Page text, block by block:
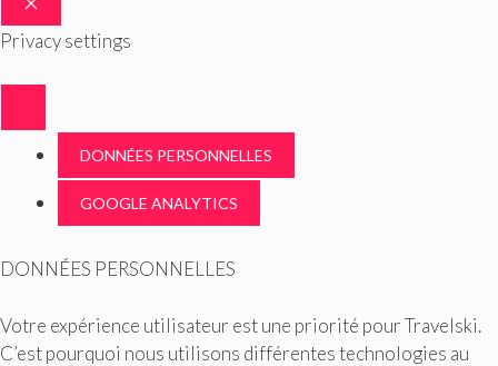
FERMER
Privacy settings
DONNÉES PERSONNELLES
GOOGLE ANALYTICS
DONNÉES PERSONNELLES
Votre expérience utilisateur est une priorité pour Travelski.
C’est pourquoi nous utilisons différentes technologies au